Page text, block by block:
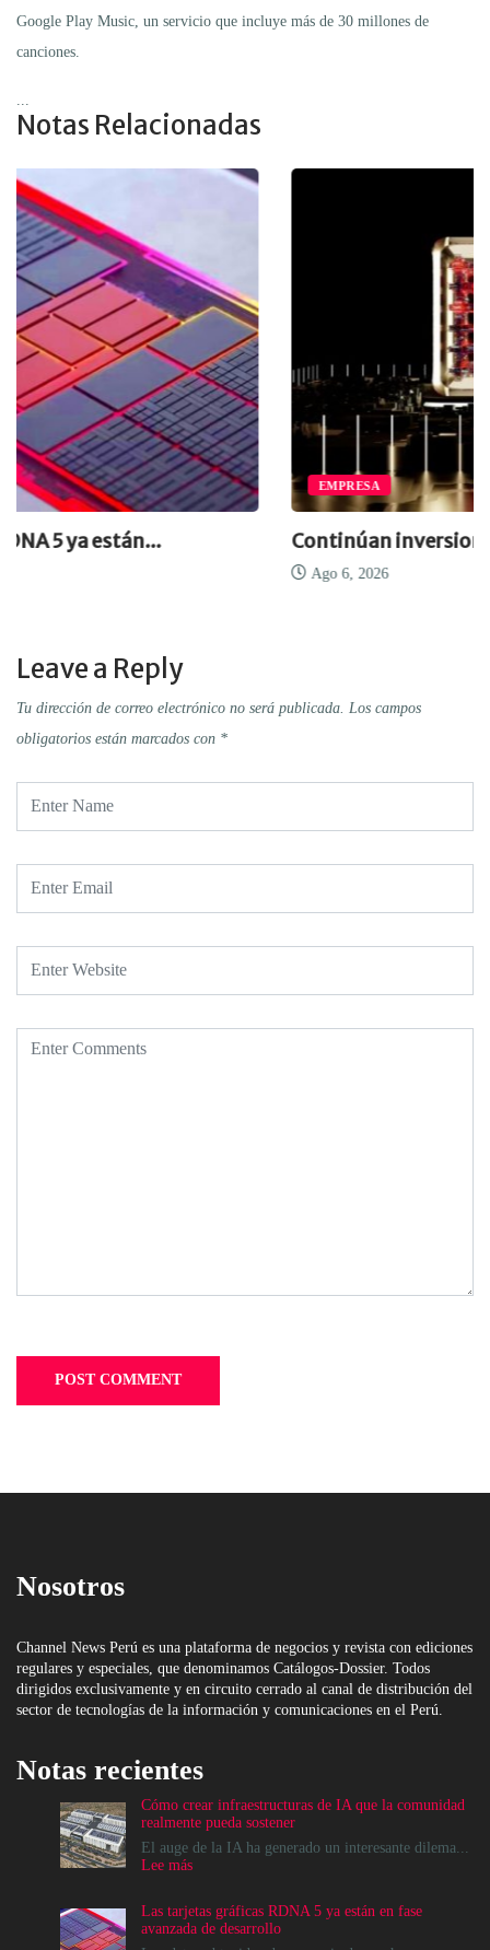
Google Play Music, un servicio que incluye más de 30 millones de
canciones.
Notas Relacionadas
EMPRESA
Continúan inversiones en computación
Leave a Reply
Tu dirección de correo electrónico no será publicada. Los campos
obligatorios están marcados con *
Nosotros
Channel News Perú es una plataforma de negocios y revista con ediciones
regulares y especiales, que denominamos Catálogos-Dossier. Todos
dirigidos exclusivamente y en circuito cerrado al canal de distribución del
sector de tecnologías de la información y comunicaciones en el Perú.
Notas recientes
Cómo crear infraestructuras de IA que la comunidad
realmente pueda sostener
El auge de la IA ha generado un interesante dilema...
Lee más:
infraestructuras
de
Las tarjetas gráficas RDNA 5 ya están en fase
avanzada de desarrollo